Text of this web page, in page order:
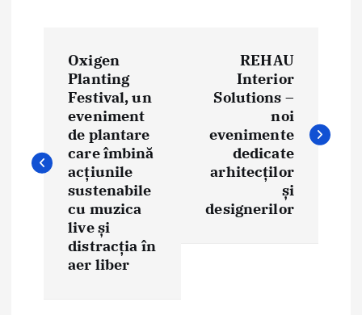
g
Oxigen
Planting
Festival, un
eveniment
de plantare
care îmbină
acțiunile
sustenabile
cu muzica
live și
distracția în
aer liber
REHAU
Interior
Solutions –
noi
evenimente
dedicate
arhitecților
și
designerilor